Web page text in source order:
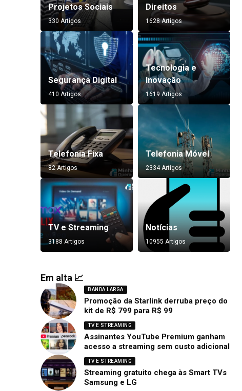
Projetos Sociais
330 Artigos
Direitos
1628 Artigos
Segurança Digital
410 Artigos
Tecnologia e
Inovação
1619 Artigos
Telefonia Fixa
82 Artigos
Telefonia Móvel
2334 Artigos
TV e Streaming
3188 Artigos
Notícias
10955 Artigos
Em alta 📈
BANDA LARGA
Promoção da Starlink derruba preço do
kit de R$ 799 para R$ 99
TV E STREAMING
Assinantes YouTube Premium ganham
acesso a streaming sem custo adicional
TV E STREAMING
Streaming gratuito chega às Smart TVs
Samsung e LG